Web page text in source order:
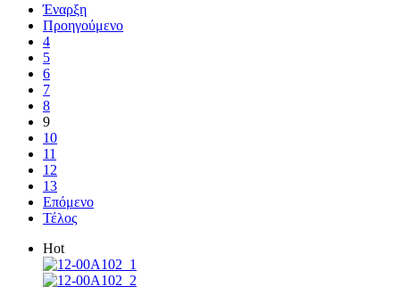
Έναρξη
Προηγούμενο
4
5
6
7
8
9
10
11
12
13
Επόμενο
Τέλος
Hot